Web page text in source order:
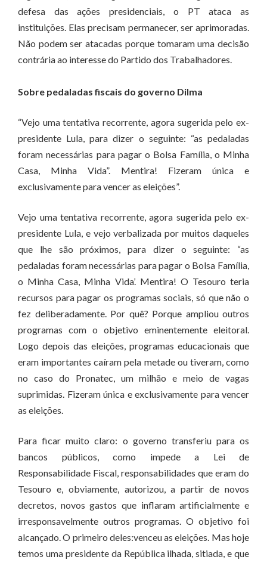
defesa das ações presidenciais, o PT ataca as
instituições. Elas precisam permanecer, ser aprimoradas.
Não podem ser atacadas porque tomaram uma decisão
contrária ao interesse do Partido dos Trabalhadores.
Sobre pedaladas fiscais do governo Dilma
“Vejo uma tentativa recorrente, agora sugerida pelo ex-
presidente Lula, para dizer o seguinte: “as pedaladas
foram necessárias para pagar o Bolsa Família, o Minha
Casa, Minha Vida”. Mentira! Fizeram única e
exclusivamente para vencer as eleições”.
Vejo uma tentativa recorrente, agora sugerida pelo ex-
presidente Lula, e vejo verbalizada por muitos daqueles
que lhe são próximos, para dizer o seguinte: “as
pedaladas foram necessárias para pagar o Bolsa Família,
o Minha Casa, Minha Vida’. Mentira! O Tesouro teria
recursos para pagar os programas sociais, só que não o
fez deliberadamente. Por quê? Porque ampliou outros
programas com o objetivo eminentemente eleitoral.
Logo depois das eleições, programas educacionais que
eram importantes caíram pela metade ou tiveram, como
no caso do Pronatec, um milhão e meio de vagas
suprimidas. Fizeram única e exclusivamente para vencer
as eleições.
Para ficar muito claro: o governo transferiu para os
bancos públicos, como impede a Lei de
Responsabilidade Fiscal, responsabilidades que eram do
Tesouro e, obviamente, autorizou, a partir de novos
decretos, novos gastos que inflaram artificialmente e
irresponsavelmente outros programas. O objetivo foi
alcançado. O primeiro deles:venceu as eleições. Mas hoje
temos uma presidente da República ilhada, sitiada, e que